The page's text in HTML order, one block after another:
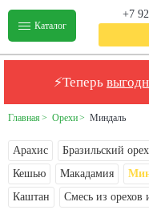
Каталог
+7
⚡Теперь
Главная Орехи Миндаль
Арахис Бразильский орех
Кешью
Макадамия
Каштан
Смесь из орехов